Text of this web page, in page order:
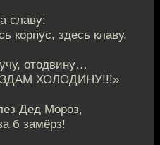
славу:
корпус, здесь клаву,
отодвину…
ХОЛОДИНУ!!!»
Дед Мороз,
б замёрз!